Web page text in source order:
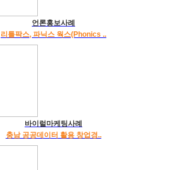
언론홍보사례
리틀팍스, 파닉스 웍스(Phonics ..
바이럴마케팅사례
충남 공공데이터 활용 창업경..